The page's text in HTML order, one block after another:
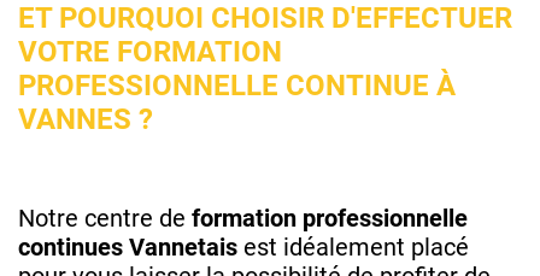
ET POURQUOI CHOISIR D'EFFECTUER
VOTRE FORMATION
PROFESSIONNELLE CONTINUE À
VANNES ?
Notre centre de formation professionnelle
continues Vannetais est idéalement placé